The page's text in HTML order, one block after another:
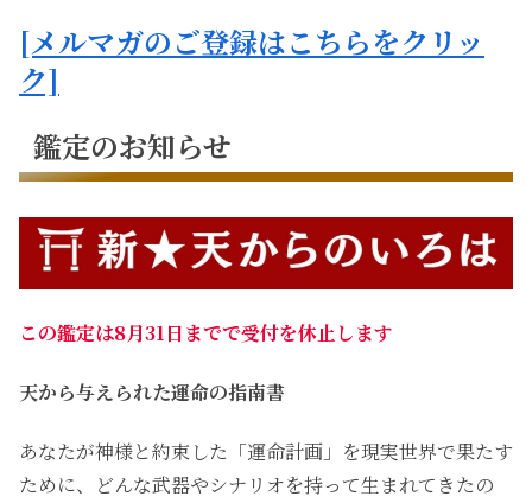
[メルマガのご登録はこちらをクリッ
ク]
鑑定のお知らせ
この鑑定は8月31日までで受付を休止します
天から与えられた運命の指南書
あなたが神様と約束した「運命計画」を現実世界で果たす
ために、どんな武器やシナリオを持って生まれてきたの